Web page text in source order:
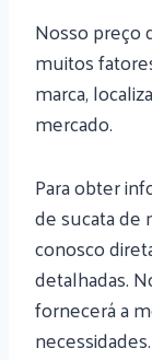
Nosso preço
muitos
marca,
mercado.
Para obter
de sucata de
conosco
detalhadas.
fornecerá a
necessidades.